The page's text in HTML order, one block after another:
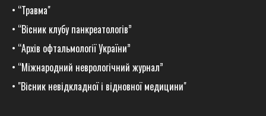
• “Травма"
• “Вісник клубу панкреатологів”
• “Архів офтальмології України”
• “Міжнародний неврологічний журнал”
• "Вісник невідкладної і відновної медицини"